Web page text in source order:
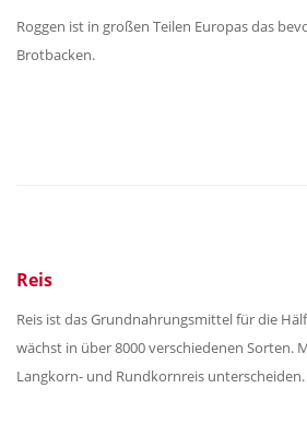
Roggen ist in großen Teilen Europas das
Brotbacken.
Reis
Reis ist das Grundnahrungsmittel für die
wächst in über 8000 verschiedenen Sorten.
Langkorn- und Rundkornreis unterscheiden.